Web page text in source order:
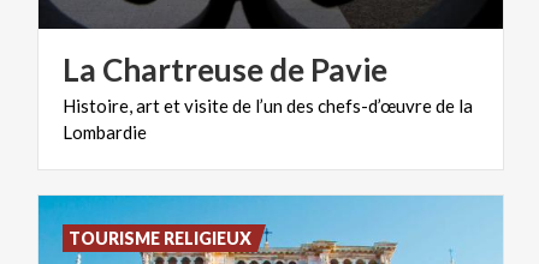
La Chartreusede Pavie
Histoire,artetvisitede l’undes chefs-d’œuvrede la
Lombardie
TOURISME RELIGIEUX